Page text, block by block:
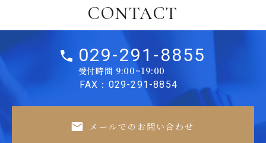
CONTACT
029-291-8855
受付時間 9:00~19:00
FAX：029-291-8854
メールでのお問い合わせ